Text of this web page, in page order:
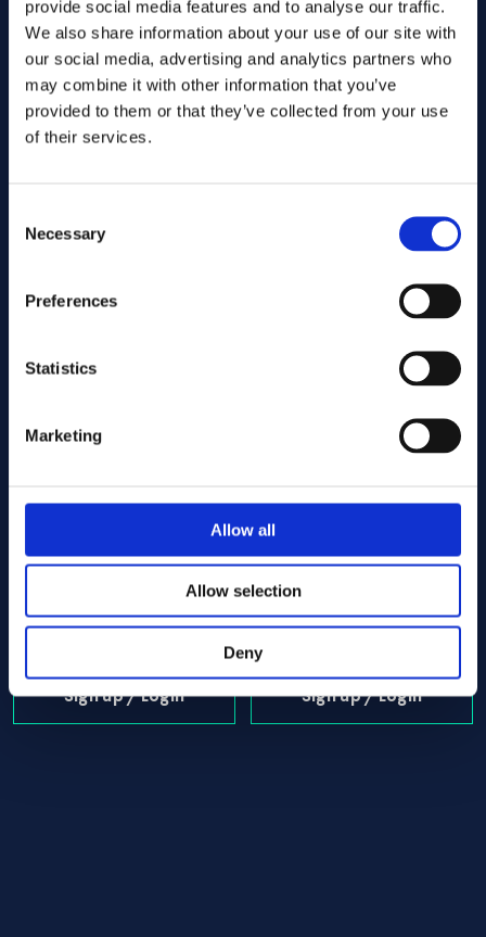
provide social media features and to analyse our traffic.
We also share information about your use of our site with
our social media, advertising and analytics partners who
may combine it with other information that you’ve
provided to them or that they’ve collected from your use
of their services.
Selection
Necessary
Preferences
Statistics
Marketing
Allow all
Allow selection
Deny
Associerade produkter
Alloy C-22 Round bar 31.75 x 1310.00 ASTM B574
Spec: ASTM B574
31.75 x 1310.00
I lager: 1 st
Sign up / Login
Alloy:
Spec: ASTM B574
Dim (mm):
I lager: 1 st
Sign up / Login